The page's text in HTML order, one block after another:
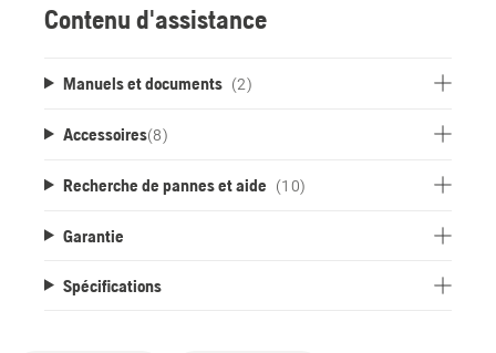
Contenu d'assistance
Manuels et documents (2)
Accessoires(8)
Recherche de pannes et aide (10)
Garantie
Spécifications